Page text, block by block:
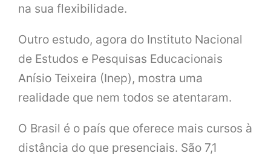
na sua flexibilidade.
Outro estudo, agora do Instituto Nacional
de Estudos e Pesquisas Educacionais
Anísio Teixeira (Inep), mostra uma
realidade que nem todos se atentaram.
O Brasil é o país que oferece mais cursos à
distância do que presenciais. São 7,1